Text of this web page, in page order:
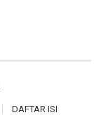
DAFTAR ISI